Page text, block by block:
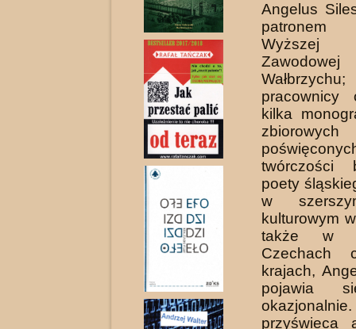
Angelus
patronem
pracownicy
kilka
zbioro­wych
twórczości
poety
w
kulturowym
także w
Czechach
krajach,
pojawia
przyświeca